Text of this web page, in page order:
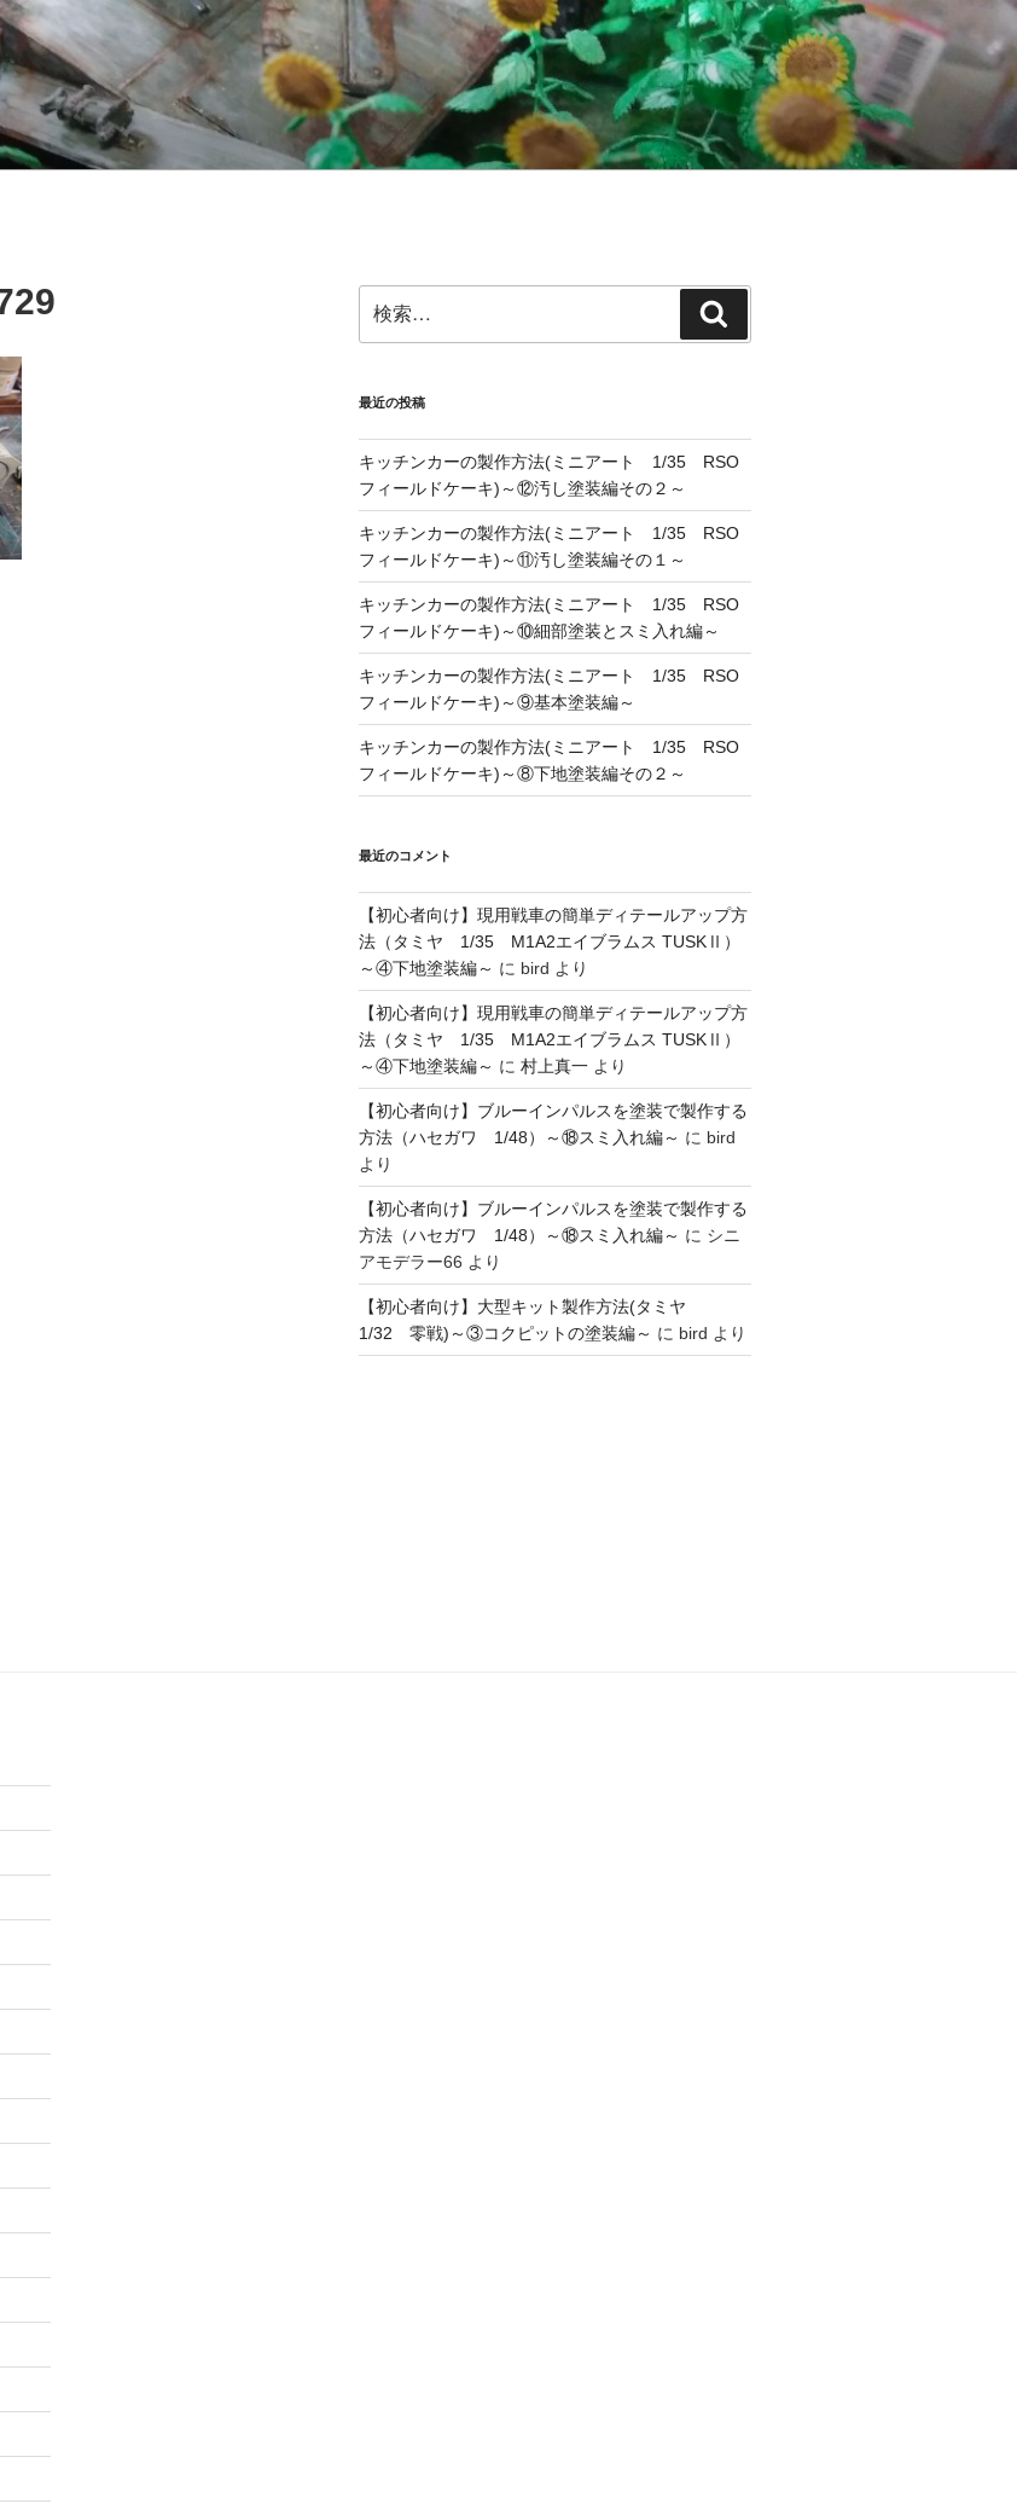
索:
索
最近の投稿
キッチンカーの製作方法(ミニアート 1/35 RSO
フィールドケーキ)～⑫汚し塗装編その２～
キッチンカーの製作方法(ミニアート 1/35 RSO
フィールドケーキ)～⑪汚し塗装編その１～
キッチンカーの製作方法(ミニアート 1/35 RSO
フィールドケーキ)～⑩細部塗装とスミ入れ編～
キッチンカーの製作方法(ミニアート 1/35 RSO
フィールドケーキ)～⑨基本塗装編～
キッチンカーの製作方法(ミニアート 1/35 RSO
フィールドケーキ)～⑧下地塗装編その２～
最近のコメント
【初心者向け】現用戦車の簡単ディテールアップ方
法（タミヤ 1/35 M1A2エイブラムス TUSKⅡ）
～④下地塗装編～ に bird より
【初心者向け】現用戦車の簡単ディテールアップ方
法（タミヤ 1/35 M1A2エイブラムス TUSKⅡ）
～④下地塗装編～ に 村上真一より
【初心者向け】ブルーインパルスを塗装で製作する
方法（ハセガワ 1/48）～⑱スミ入れ編～ に bird
より
【初心者向け】ブルーインパルスを塗装で製作する
方法（ハセガワ 1/48）～⑱スミ入れ編～ に シニ
アモデラー66 より
【初心者向け】大型キット製作方法(タミヤ
1/32 零戦)～③コクピットの塗装編～ に bird より